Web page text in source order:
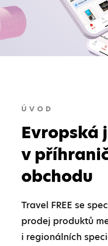
ÚVOD
Evropská
v
obchodu
Travel FREE se
prodej produktů
i regionálních